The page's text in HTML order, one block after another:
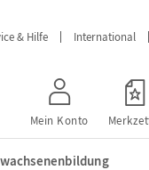
& Hilfe International
Mein Konto